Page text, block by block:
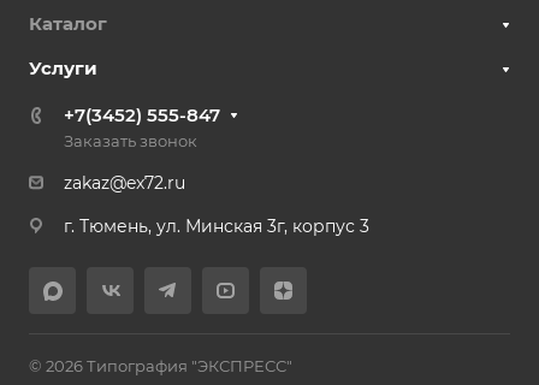
Каталог
Услуги
+7(3452) 555-847
Заказать звонок
zakaz@ex72.ru
г. Тюмень, ул. Минская 3г, корпус 3
© 2026 Типография "ЭКСПРЕСС"